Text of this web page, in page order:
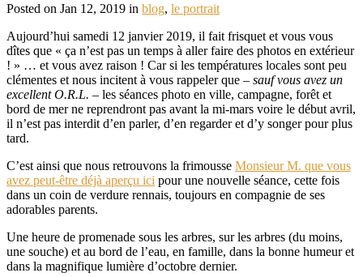
Posted on Jan 12, 2019 in blog, le portrait
Aujourd’hui samedi 12 janvier 2019, il fait frisquet et vous vous
dîtes que « ça n’est pas un temps à aller faire des photos en extérieur
! » … et vous avez raison ! Car si les températures locales sont peu
clémentes et nous incitent à vous rappeler que – sauf vous avez un
excellent O.R.L. – les séances photo en ville, campagne, forêt et
bord de mer ne reprendront pas avant la mi-mars voire le début avril,
il n’est pas interdit d’en parler, d’en regarder et d’y songer pour plus
tard.
C’est ainsi que nous retrouvons la frimousse Monsieur M. que vous
avez peut-être déjà aperçu ici pour une nouvelle séance, cette fois
dans un coin de verdure rennais, toujours en compagnie de ses
adorables parents.
Une heure de promenade sous les arbres, sur les arbres (du moins,
une souche) et au bord de l’eau, en famille, dans la bonne humeur et
dans la magnifique lumière d’octobre dernier.